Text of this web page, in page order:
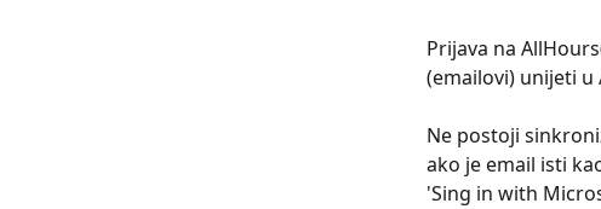
Prijava na
(emailovi) unijeti u
Ne postoji
ako je email isti
'Sing in with